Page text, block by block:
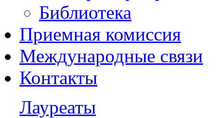
Библиотека
Приемная комиссия
Международные связи
Контакты
Лауреаты